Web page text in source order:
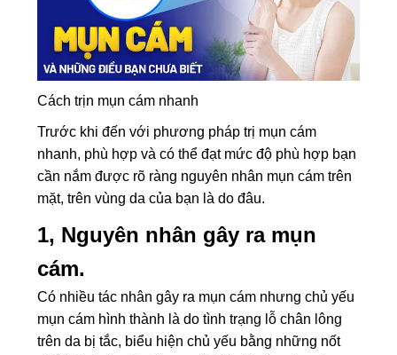
Cách trịn mụn cám nhanh
Trước khi đến với phương pháp trị mụn cám
nhanh, phù hợp và có thể đạt mức độ phù hợp bạn
cần nắm được rõ ràng nguyên nhân mụn cám trên
mặt, trên vùng da của bạn là do đâu.
1, Nguyên nhân gây ra mụn
cám.
Có nhiều tác nhân gây ra mụn cám nhưng chủ yếu
mụn cám hình thành là do tình trạng lỗ chân lông
trên da bị tắc, biểu hiện chủ yếu bằng những nốt